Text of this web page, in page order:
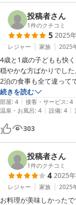
いくつもの宿に泊まり
ません。
チェックインするなり
思いませんが）し、は
このところよく出会う
今回、素泊まりでした
おすすめします！
投稿者さん
1件のクチコミ
5 2025
レジャー 家族 2025
4歳と1歳の子どもも快
穏やかな方ばかりでした
2泊の食事も全て違って
少なくても良いくらいで
昨年に続き2度目です、
す。
続きを読む
部屋: 4 | 接客・サービス: 4
温泉・お風呂: 4 | 設備: 4 |
303
投稿者さん
1件のクチコミ
4 2025
レジャー 家族 2025
お料理が美味しかった